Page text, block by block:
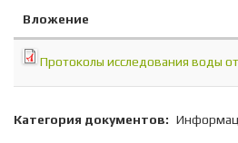
Вложение
Протоколы исследования воды
Категория документов: